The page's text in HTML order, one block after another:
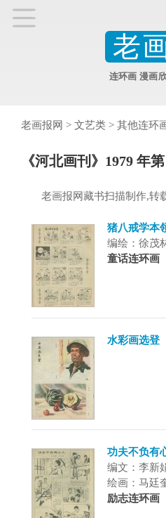
老
连环画 漫画
老画报网 > 文艺类 > 其他连环
《河北画刊》1979 年
老画报网藏书扫描制作,转
猪八戒学本
编绘：徐茂
童话连环画
水彩画选登
功夫不负有
编文：李新
绘画：马廷
励志连环画